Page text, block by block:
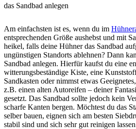
das Sandbad anlegen
Am einfachsten ist es, wenn du im
entsprechenden Größe aushebst und mit
heikel, falls deine Hühner das Sandbad
ungünstigen Standorts ablehnen? Dann
Sandbad anlegen. Hierfür kaufst du eine
witterungsbeständige Kiste, eine
Sandkasten oder nimmst etwas
z.B. einen alten Autoreifen – deiner
gesetzt. Das Sandbad sollte jedoch kein
scharfe Kanten bergen. Möchtest du das
selber bauen, eignen sich am besten
stabil sind und sich sehr gut reinigen